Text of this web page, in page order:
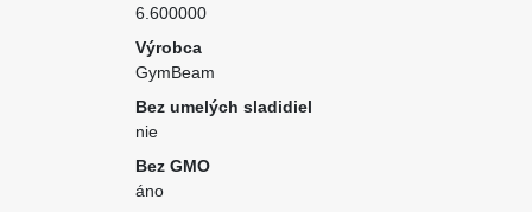
6.600000
Výrobca
GymBeam
Bez umelých sladidiel
nie
Bez GMO
áno